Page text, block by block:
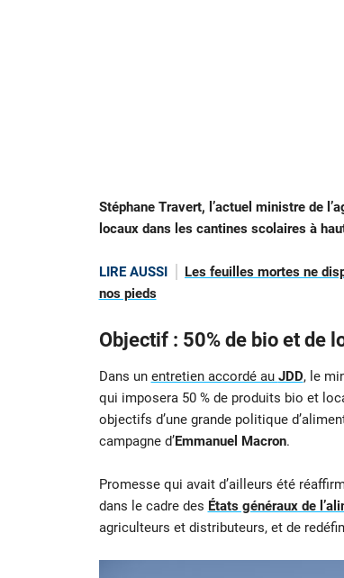
Stéphane Travert, l’actuel ministre de
locaux dans les cantines scolaires à
LIRE AUSSI
Les feuilles mortes ne
nos pieds
Objectif : 50% de bio et de
Dans un entretien accordé au JDD, le
qui imposera 50 % de produits bio et
objectifs d’une grande politique
campagne d’Emmanuel Macron.
Promesse qui avait d’ailleurs été
dans le cadre des États généraux de
agriculteurs et distributeurs, et de